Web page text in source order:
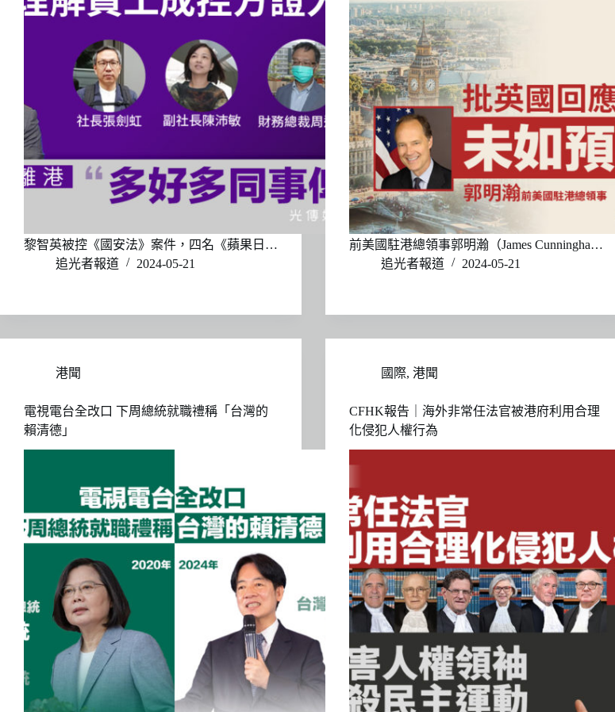
黎智英被控《國安法》案件，四名《蘋果日…
追光者報道
2024-05-21
前美國駐港總領事郭明瀚（James Cunningha…
追光者報道
2024-05-21
港聞
電視電台全改口 下周總統就職禮稱「台灣的
賴清德」
國際, 港聞
CFHK報告｜海外非常任法官被港府利用合理
化侵犯人權行為